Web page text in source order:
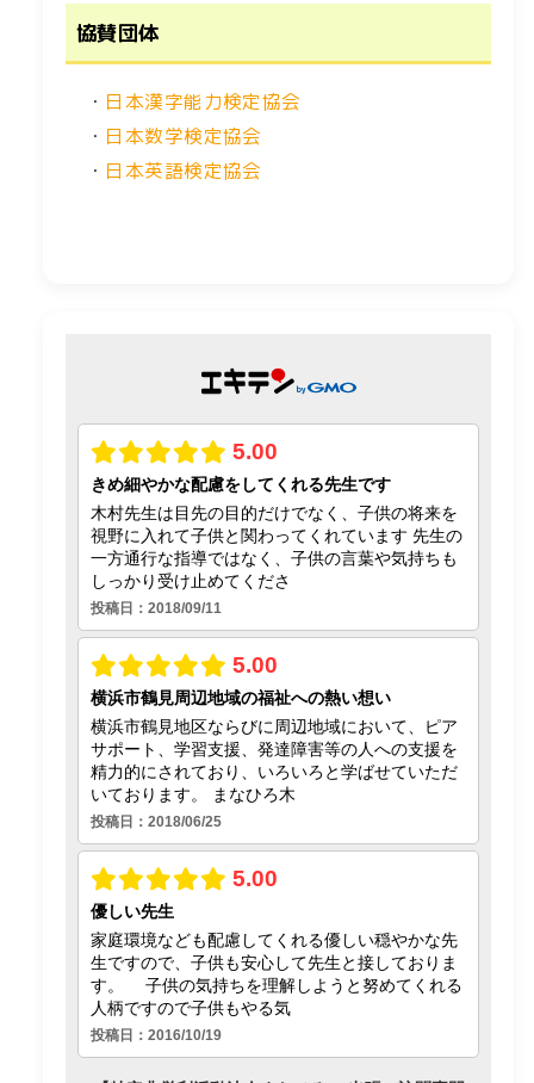
協賛団体
・ 日本漢字能力検定協会
・ 日本数学検定協会
・ 日本英語検定協会